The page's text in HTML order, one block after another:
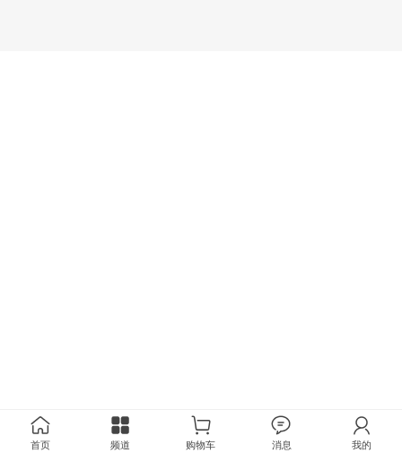
首页 频道 购物车 消息 我的